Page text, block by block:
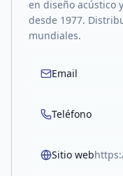
en diseño acústico
desde 1977.
mundiales.
Email
Teléfono
Sitio web